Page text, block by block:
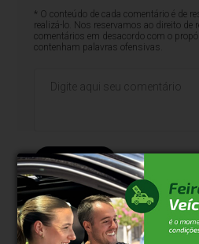
* O conteúdo de cada comentário é de
realizá-lo. Nos reservamos ao direito de
comentários em desacordo com o
contenham palavras ofensivas.
Comentar